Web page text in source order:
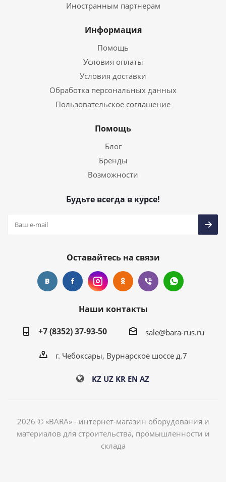
Иностранным партнерам
Информация
Помощь
Условия оплаты
Условия доставки
Обработка персональных данных
Пользовательское соглашение
Помощь
Блог
Бренды
Возможности
Будьте всегда в курсе!
Оставайтесь на связи
Наши контакты
+7 (8352) 37-93-50
sale@bara-rus.ru
г. Чебоксары, Вурнарское шоссе д.7
KZ UZ KR EN AZ
2026 © «BARA» - интернет-магазин оборудования и
материалов для строительства, промышленности и
склада